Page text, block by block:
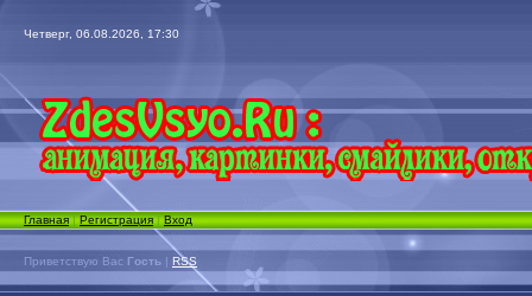
Четверг, 06.08.2026, 17:30
Главная|Регистрация|Вход
Приветствую Вас Гость | RSS